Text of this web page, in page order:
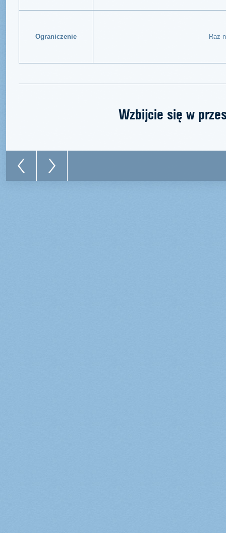
Ograniczenie Raz
Wzbijcie się w